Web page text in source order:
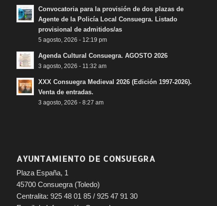
Convocatoria para la provisión de dos plazas de
Agente de la Policía Local Consuegra. Listado
provisional de admitidos/as
5 agosto, 2026 - 12:19 pm
Agenda Cultural Consuegra. AGOSTO 2026
3 agosto, 2026 - 11:32 am
XXX Consuegra Medieval 2026 (Edición 1997-2026).
Venta de entradas.
3 agosto, 2026 - 8:27 am
AYUNTAMIENTO DE CONSUEGRA
Plaza España, 1
45700 Consuegra (Toledo)
Centralita: 925 48 01 85 / 925 47 91 30